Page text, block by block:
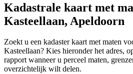
Kadastrale kaart met
Kasteellaan, Apeldoorn
Zoekt u een kadaster kaart met maten
Kasteellaan? Kies hieronder het adres,
rapport wanneer u perceel maten,
overzichtelijk wilt delen.